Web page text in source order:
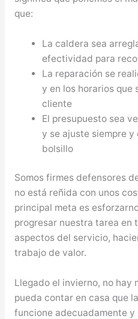
que:
La caldera sea
efectividad para
La reparación se
y en los horarios que
cliente
El presupuesto sea
y se ajuste siempre y
bolsillo
Somos firmes defensores
no está reñida con unos
principal meta es
progresar nuestra tarea en
aspectos del servicio,
trabajo de valor.
Llegado el invierno, no hay
pueda contar en casa que
funcione adecuadamente y